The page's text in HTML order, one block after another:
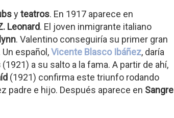
yteatros. En 1917 aparece en
Leonard. El joven inmigrante italiano
. Valentino conseguiría su primer gran
español,Vicente Blasco Ibáñez, daría
(1921) a su salto a la fama. A partir de ahí,
(1921) confirma este triunfo rodando
padre e hijo. Después aparece en Sangre